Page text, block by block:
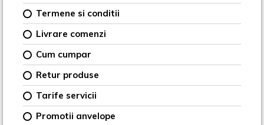
Termene si conditii
Livrare comenzi
Cum cumpar
Retur produse
Tarife servicii
Promotii anvelope